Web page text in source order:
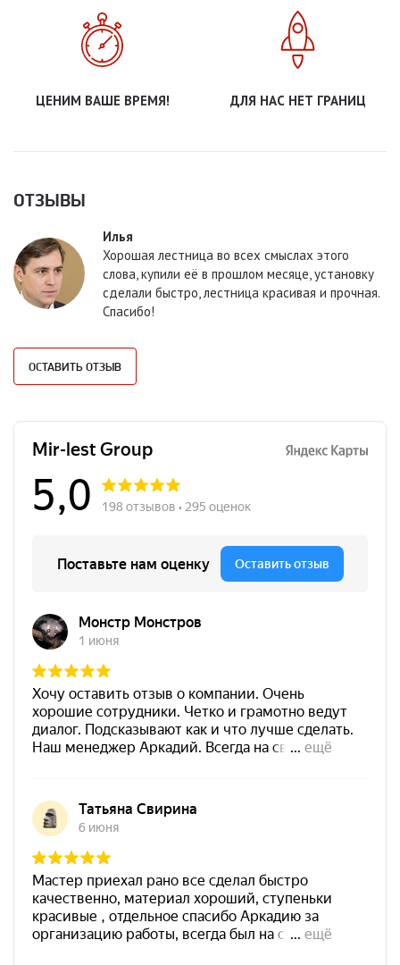
ЦЕНИМ ВАШЕ ВРЕМЯ! ДЛЯ НАС НЕТ ГРАНИЦ
ОТЗЫВЫ
Илья
Хорошая лестница во всех смыслах этого
слова, купили её в прошлом месяце, установку
сделали быстро, лестница красивая и прочная.
Спасибо!
ОСТАВИТЬ ОТЗЫВ